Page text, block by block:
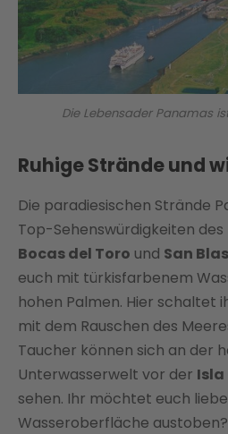
Die Lebensader Panamas
Ruhige Strände und
Die paradiesischen Strände
Top-Sehenswürdigkeiten des
Bocas del Toro und San Blas
euch mit türkisfarbenem
hohen Palmen. Hier schaltet
mit dem Rauschen des
Taucher können sich an der
Unterwasserwelt vor der Isla
sehen. Ihr möchtet euch
Wasseroberfläche